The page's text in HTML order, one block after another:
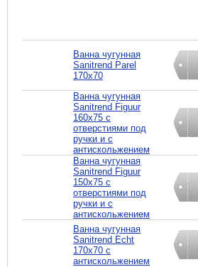
Ванна чугунная
Sanitrend Parel
170х70
Ванна чугунная
Sanitrend Figuur
160х75 с
отверстиями под
ручки и с
антискольжением
Ванна чугунная
Sanitrend Figuur
150х75 с
отверстиями под
ручки и с
антискольжением
Ванна чугунная
Sanitrend Echt
170х70 с
антискольжением